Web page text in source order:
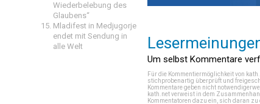
Wiederbelebung des
Glaubens“
Mladifest in Medjugorje
endet mit Sendung in
alle Welt
Um selbst Kommentare
Für die Kommentiermöglichkeit von
stichprobenartig überprüft und
Kommentare geben nicht
kath.net verweist in dem
Kommentatoren dazu ein, sich daran